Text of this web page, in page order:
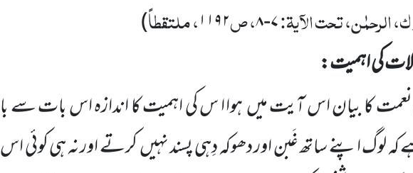
الرحمٰن، تحت الآیۃ:۷-۸، ص۱۱۹۲، ملتقطاً)
کی اہمیت:
نعمت کا بیان اس آیت میںہوا ا س کی اہمیت کا اندازہ اس بات سے با
کہ لوگ اپنے ساتھ غَبن اور دھوکہ دِہی پسند نہیںکرتے اور نہ ہی کوئی اس